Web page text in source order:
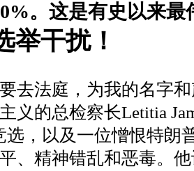
。这是有史以来最
举干扰！
去法庭，为我的名字
义的总检察长Letitia
选，以及一位憎恨特朗
、精神错乱和恶毒。